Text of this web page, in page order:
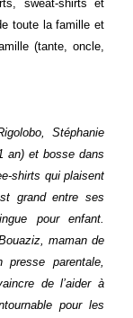
sweat-shirts et
toute la famille et
(tante, oncle,
Stéphanie
an) et bosse dans
shirts qui plaisent
grand entre ses
pour enfant.
maman de
parentale,
de l’aider à
pour les